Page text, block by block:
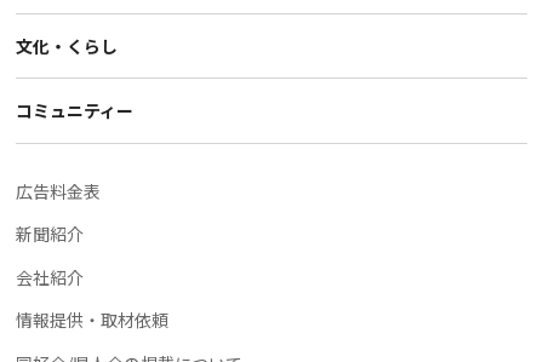
文化・くらし
コミュニティー
広告料金表
新聞紹介
会社紹介
情報提供・取材依頼